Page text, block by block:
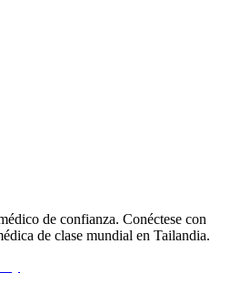
de confianza. Conéctese con
de clase mundial en Tailandia.